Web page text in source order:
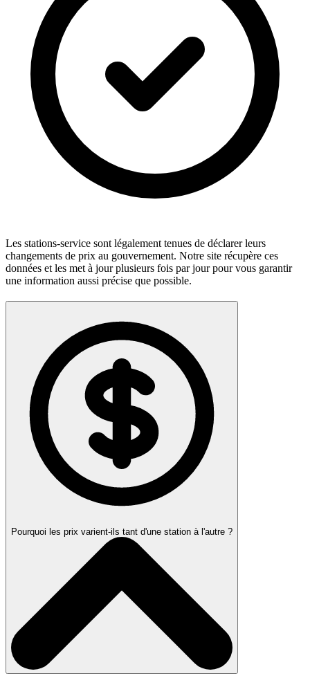
Les stations-service sont légalement tenues de déclarer leurs
changements de prix au gouvernement. Notre site récupère ces
données et les met à jour plusieurs fois par jour pour vous garantir
une information aussi précise que possible.
Pourquoi les prix varient-ils tant d'une station à l'autre ?